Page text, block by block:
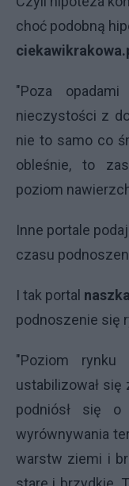
choć podobną
"Poza
nieczystości z
nie to samo co
obleśnie, to
poziom
Inne portale
czasu
I tak portal
podnoszenie się
"Poziom
ustabilizował
podniósł się
wyrównywania
warstw ziemi i